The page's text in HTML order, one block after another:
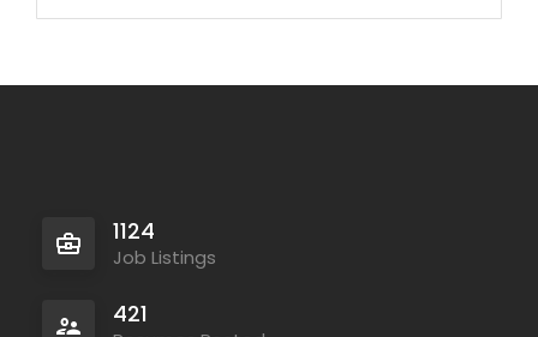
1124
Job Listings
421